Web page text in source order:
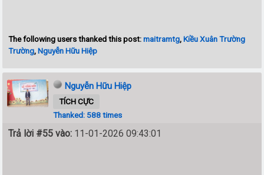
The following users thanked this post:maitramtg,Kiều Xuân Trường
Trường,Nguyễn Hữu Hiệp
Nguyễn Hữu Hiệp
TÍCH CỰC
Thanked: 588 times
Trả lời #55 vào: 11-01-2026 09:43:01